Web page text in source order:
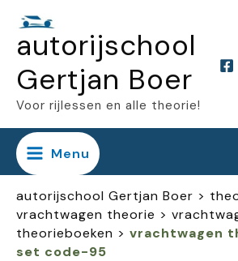
naarautorijschool
Gertjan Boer
Voor rijlessen en alle theorie!
Menu
autorijschool Gertjan Boer >
vrachtwagen theorie >
theorieboeken > vrachtwagen
set code-95